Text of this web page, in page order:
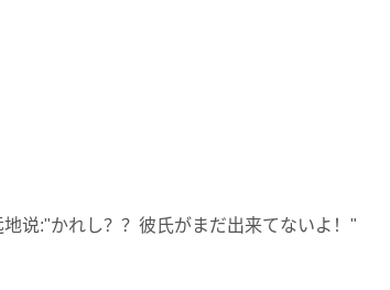
说:"かれし？？彼氏がまだ出来てないよ！"